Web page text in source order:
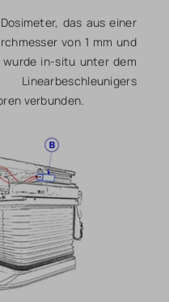
das aus einer
von 1 mm und
in-situ unter dem
verbunden.